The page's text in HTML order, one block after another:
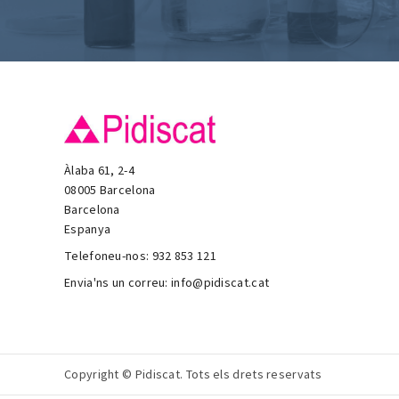
Àlaba 61, 2-4
08005 Barcelona
Barcelona
Espanya
Telefoneu-nos: 932 853 121
Envia'ns un correu:info@pidiscat.cat
Copyright © Pidiscat. Tots els drets reservats